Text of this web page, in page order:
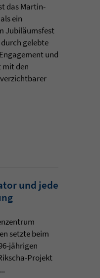
das Martin-
ein
Jubiläumsfest
gelebte
und
mit den
und jede
setzte beim
jährigen
Projekt